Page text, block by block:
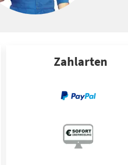
Zahlarten